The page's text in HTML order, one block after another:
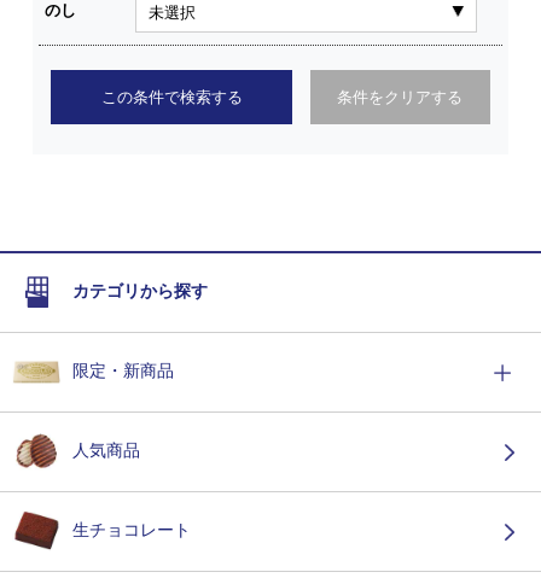
のし
この条件で検索する 条件をクリアする
カテゴリから探す
限定・新商品
人気商品
生チョコレート